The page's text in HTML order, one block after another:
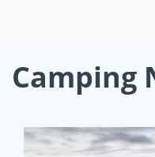
Camping